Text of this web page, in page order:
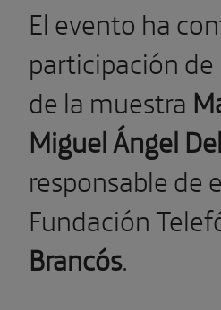
El evento ha
participación
de la muestra
Miguel Ángel
responsable de
Fundación
Brancós.